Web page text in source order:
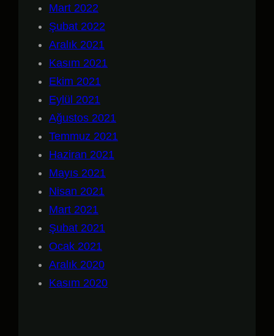
Mart 2022
Şubat 2022
Aralık 2021
Kasım 2021
Ekim 2021
Eylül 2021
Ağustos 2021
Temmuz 2021
Haziran 2021
Mayıs 2021
Nisan 2021
Mart 2021
Şubat 2021
Ocak 2021
Aralık 2020
Kasım 2020